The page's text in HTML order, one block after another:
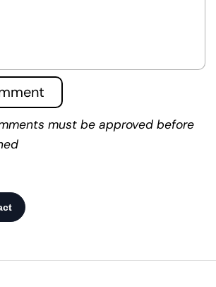
must be approved before